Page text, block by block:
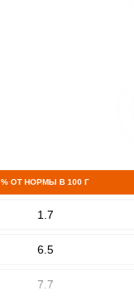
% ОТ НОРМЫ В 100 Г
1.7
6.5
7.7